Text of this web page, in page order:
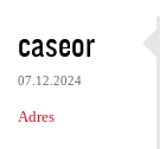
caseor
07.12.2024
Adres